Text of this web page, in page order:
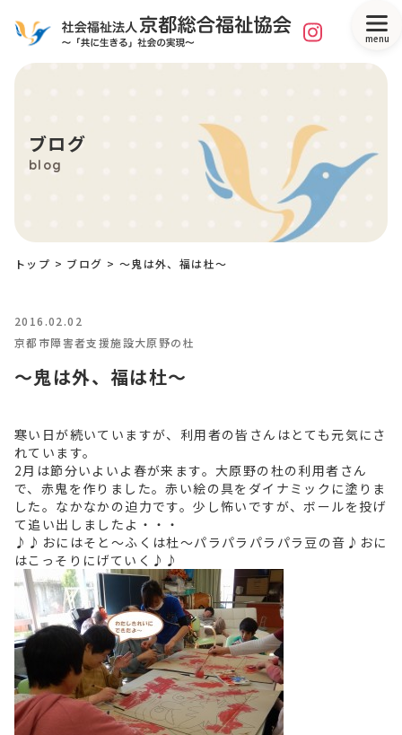
menu
ブログ
blog
トップ > ブログ > ～鬼は外、福は杜～
2016.02.02
京都市障害者支援施設大原野の杜
～鬼は外、福は杜～
寒い日が続いていますが、利用者の皆さんはとても元気にさ
れています。
2月は節分いよいよ春が来ます。大原野の杜の利用者さん
で、赤鬼を作りました。赤い絵の具をダイナミックに塗りま
した。なかなかの迫力です。少し怖いですが、ボールを投げ
て追い出しましたよ・・・
♪♪おにはそと～ふくは杜～パラパラパラパラ豆の音♪おに
はこっそりにげていく♪♪